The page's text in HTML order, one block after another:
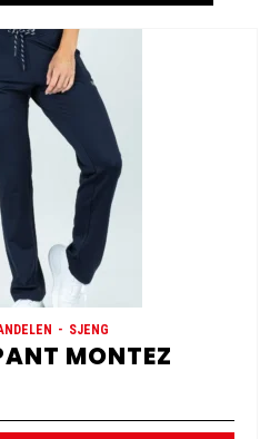
SJENG
MONTEZ